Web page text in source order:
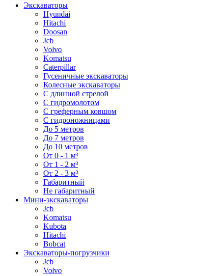
Экскаваторы
Hyundai
Hitachi
Doosan
Jcb
Volvo
Komatsu
Caterpillar
Гусеничные экскаваторы
Колесные экскаваторы
С длинной стрелой
С гидромолотом
С греферным ковшом
С гидроножницами
До 5 метров
До 7 метров
До 10 метров
От 0 - 1 м³
От 1 - 2 м³
От 2 - 3 м³
Габаритный
Не габаритный
Мини-экскаваторы
Jcb
Komatsu
Kubota
Hitachi
Bobcat
Экскаваторы-погрузчики
Jcb
Volvo